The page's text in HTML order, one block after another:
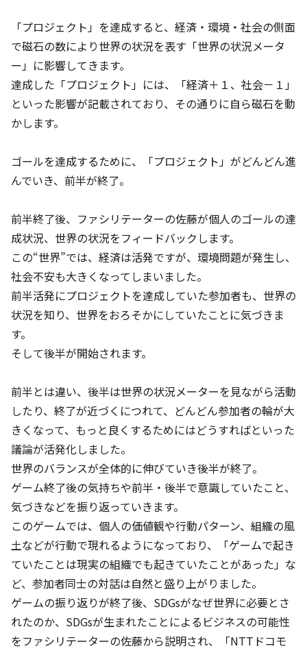
「プロジェクト」を達成すると、経済・環境・社会の側面
で磁石の数により世界の状況を表す「世界の状況メータ
ー」に影響してきます。
達成した「プロジェクト」には、「経済＋１、社会－１」
といった影響が記載されており、その通りに自ら磁石を動
かします。
ゴールを達成するために、「プロジェクト」がどんどん進
んでいき、前半が終了。
前半終了後、ファシリテーターの佐藤が個人のゴールの達
成状況、世界の状況をフィードバックします。
この“世界”では、経済は活発ですが、環境問題が発生し、
社会不安も大きくなってしまいました。
前半活発にプロジェクトを達成していた参加者も、世界の
状況を知り、世界をおろそかにしていたことに気づきま
す。
そして後半が開始されます。
前半とは違い、後半は世界の状況メーターを見ながら活動
したり、終了が近づくにつれて、どんどん参加者の輪が大
きくなって、もっと良くするためにはどうすればといった
議論が活発化しました。
世界のバランスが全体的に伸びていき後半が終了。
ゲーム終了後の気持ちや前半・後半で意識していたこと、
気づきなどを振り返っていきます。
このゲームでは、個人の価値観や行動パターン、組織の風
土などが行動で現れるようになっており、「ゲームで起き
ていたことは現実の組織でも起きていたことがあった」な
ど、参加者同士の対話は自然と盛り上がりました。
ゲームの振り返りが終了後、SDGsがなぜ世界に必要とさ
れたのか、SDGsが生まれたことによるビジネスの可能性
をファシリテーターの佐藤から説明され、「NTTドコモ